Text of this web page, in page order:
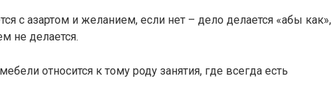
с азартом и желанием, если нет – дело делается «абы как»,
не делается.
относится к тому роду занятия, где всегда есть